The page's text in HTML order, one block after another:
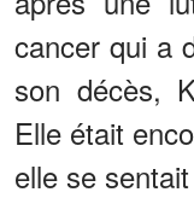
cancer qui a
son décès,
Elle était
elle se